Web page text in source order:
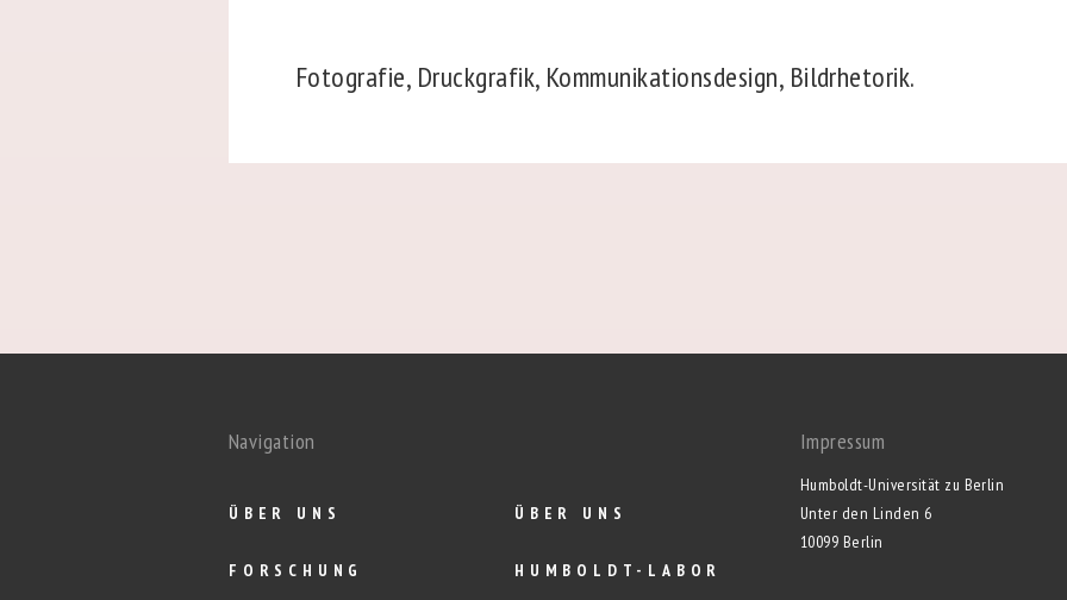
Fotografie, Druckgrafik, Kommunikationsdesign, Bildrhetorik.
Navigation
ÜBER UNS
FORSCHUNG
ÜBER UNS
HUMBOLDT-LABOR
Impressum
Humboldt-Universität zu Berlin
Unter den Linden 6
10099 Berlin